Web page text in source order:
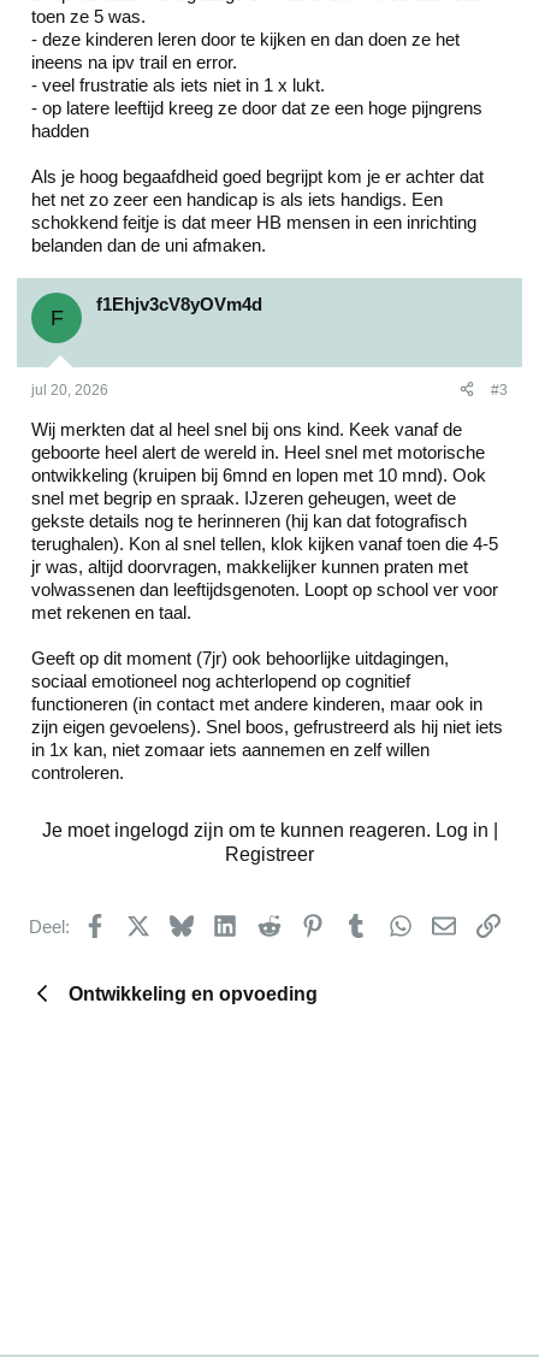
toen ze 5 was.
- deze kinderen leren door te kijken en dan doen ze het
ineens na ipv trail en error.
- veel frustratie als iets niet in 1 x lukt.
- op latere leeftijd kreeg ze door dat ze een hoge pijngrens
hadden
Als je hoog begaafdheid goed begrijpt kom je er achter dat
het net zo zeer een handicap is als iets handigs. Een
schokkend feitje is dat meer HB mensen in een inrichting
belanden dan de uni afmaken.
F
f1Ehjv3cV8yOVm4d
jul 20, 2026 #3
Wij merkten dat al heel snel bij ons kind. Keek vanaf de
geboorte heel alert de wereld in. Heel snel met motorische
ontwikkeling (kruipen bij 6mnd en lopen met 10 mnd). Ook
snel met begrip en spraak. IJzeren geheugen, weet de
gekste details nog te herinneren (hij kan dat fotografisch
terughalen). Kon al snel tellen, klok kijken vanaf toen die 4-5
jr was, altijd doorvragen, makkelijker kunnen praten met
volwassenen dan leeftijdsgenoten. Loopt op school ver voor
met rekenen en taal.
Geeft op dit moment (7jr) ook behoorlijke uitdagingen,
sociaal emotioneel nog achterlopend op cognitief
functioneren (in contact met andere kinderen, maar ook in
zijn eigen gevoelens). Snel boos, gefrustreerd als hij niet iets
in 1x kan, niet zomaar iets aannemen en zelf willen
controleren.
Je moet ingelogd zijn om te kunnen reageren. Log in |
Registreer
Deel: Facebook BlueskyLinkedInReddit PinterestTumblrWhatsApp
E-mail
Ontwikkeling en opvoeding